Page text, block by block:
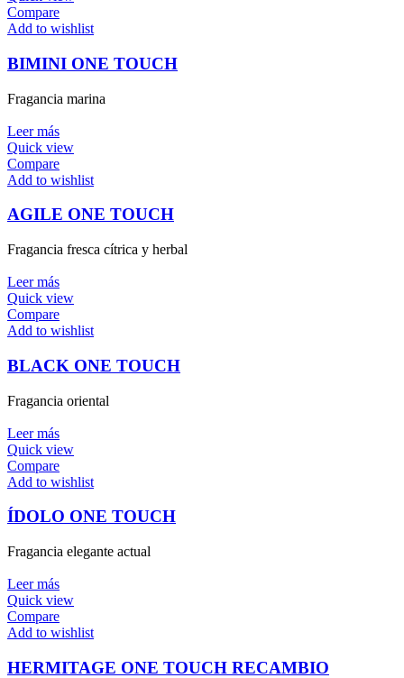
Compare
Add to wishlist
BIMINI ONE TOUCH
Fragancia marina
Leer más
Quick view
Compare
Add to wishlist
AGILE ONE TOUCH
Fragancia fresca cítrica y herbal
Leer más
Quick view
Compare
Add to wishlist
BLACK ONE TOUCH
Fragancia oriental
Leer más
Quick view
Compare
Add to wishlist
ÍDOLO ONE TOUCH
Fragancia elegante actual
Leer más
Quick view
Compare
Add to wishlist
HERMITAGE ONE TOUCH RECAMBIO